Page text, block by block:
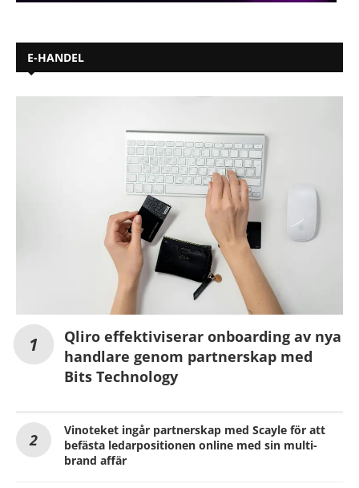
E-HANDEL
Qliro effektiviserar onboarding av nya
handlare genom partnerskap med
Bits Technology
Vinoteket ingår partnerskap med Scayle för att
befästa ledarpositionen online med sin multi-
brand affär